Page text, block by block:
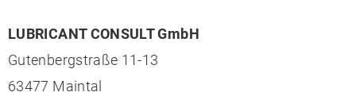
LUBRICANT CONSULT GmbH
Gutenbergstraße 11-13
63477 Maintal